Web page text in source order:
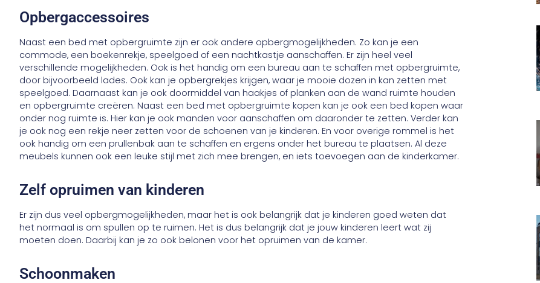
Opbergaccessoires
Naast een bed met opbergruimte zijn er ook andere opbergmogelijkheden. Zo kan je een
commode, een boekenrekje, speelgoed of een nachtkastje aanschaffen. Er zijn heel veel
verschillende mogelijkheden. Ook is het handig om een bureau aan te schaffen met opbergruimte,
door bijvoorbeeld lades. Ook kan je opbergrekjes krijgen, waar je mooie dozen in kan zetten met
speelgoed. Daarnaast kan je ook doormiddel van haakjes of planken aan de wand ruimte houden
en opbergruimte creëren. Naast een bed met opbergruimte kopen kan je ook een bed kopen waar
onder nog ruimte is. Hier kan je ook manden voor aanschaffen om daaronder te zetten. Verder kan
je ook nog een rekje neer zetten voor de schoenen van je kinderen. En voor overige rommel is het
ook handig om een prullenbak aan te schaffen en ergens onder het bureau te plaatsen. Al deze
meubels kunnen ook een leuke stijl met zich mee brengen, en iets toevoegen aan de kinderkamer.
Zelf opruimen van kinderen
Er zijn dus veel opbergmogelijkheden, maar het is ook belangrijk dat je kinderen goed weten dat
het normaal is om spullen op te ruimen. Het is dus belangrijk dat je jouw kinderen leert wat zij
moeten doen. Daarbij kan je zo ook belonen voor het opruimen van de kamer.
Schoonmaken